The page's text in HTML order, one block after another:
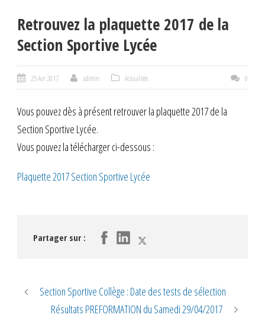
Retrouvez la plaquette 2017 de la
Section Sportive Lycée
25 Avr 2017 admin Actualités 0
Vous pouvez dès à présent retrouver la plaquette 2017 de la
Section Sportive Lycée.
Vous pouvez la télécharger ci-dessous :
Plaquette 2017 Section Sportive Lycée
Partager sur :
Section Sportive Collège : Date des tests de sélection
Résultats PREFORMATION du Samedi 29/04/2017